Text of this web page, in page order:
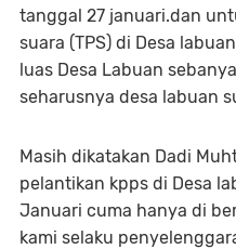
tanggal 27 januari.dan
suara (TPS) di Desa
luas Desa Labuan
seharusnya desa labuan
Masih dikatakan Dadi
pelantikan kpps di Desa
Januari cuma hanya di
kami selaku